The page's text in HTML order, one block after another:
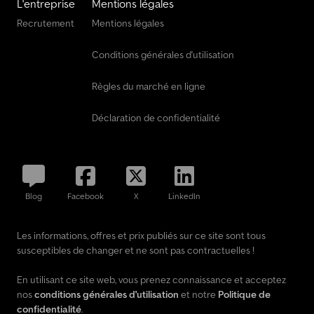
L'entreprise
Recrutement
Mentions légales
Mentions légales
Conditions générales d'utilisation
Règles du marché en ligne
Déclaration de confidentialité
Blog Facebook X LinkedIn
Les informations, offres et prix publiés sur ce site sont tous
susceptibles de changer et ne sont pas contractuelles !
En utilisant ce site web, vous prenez connaissance et acceptez
nosconditions générales d'utilisation et notre Politique de
confidentialité.